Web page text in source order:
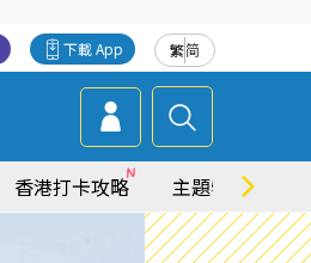
繁简
下載 App
香港打卡攻略 主題特集